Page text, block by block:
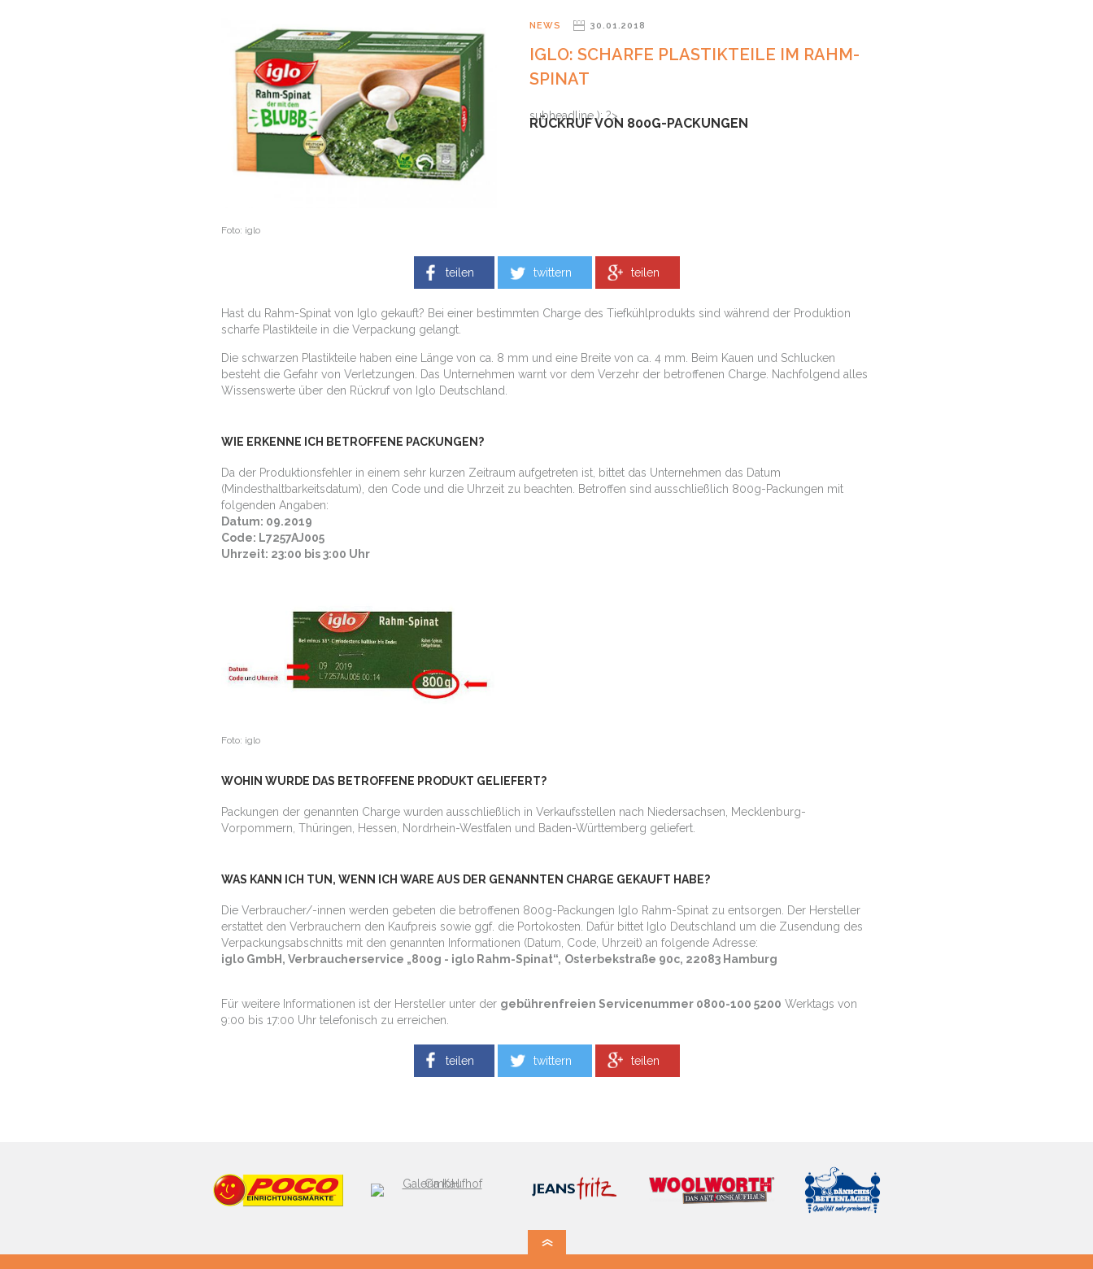
Foto: iglo
NEWS 30.01.2018
IGLO: SCHARFE PLASTIKTEILE IM RAHM-
SPINAT
subheadline ): ?>
RÜCKRUF VON 800G-PACKUNGEN
teilen twittern teilen
Hast du Rahm-Spinat von Iglo gekauft? Bei einer bestimmten Charge des Tiefkühlprodukts sind während der Produktion
scharfe Plastikteile in die Verpackung gelangt.
Die schwarzen Plastikteile haben eine Länge von ca. 8 mm und eine Breite von ca. 4 mm. Beim Kauen und Schlucken
besteht die Gefahr von Verletzungen. Das Unternehmen warnt vor dem Verzehr der betroffenen Charge. Nachfolgend alles
Wissenswerte über den Rückruf von Iglo Deutschland.
WIE ERKENNE ICH BETROFFENE PACKUNGEN?
Da der Produktionsfehler in einem sehr kurzen Zeitraum aufgetreten ist, bittet das Unternehmen das Datum
(Mindesthaltbarkeitsdatum), den Code und die Uhrzeit zu beachten. Betroffen sind ausschließlich 800g-Packungen mit
folgenden Angaben:
Datum: 09.2019
Code: L7257AJ005
Uhrzeit: 23:00 bis 3:00 Uhr
Foto: iglo
WOHIN WURDE DAS BETROFFENE PRODUKT GELIEFERT?
Packungen der genannten Charge wurden ausschließlich in Verkaufsstellen nach Niedersachsen, Mecklenburg-
Vorpommern, Thüringen, Hessen, Nordrhein-Westfalen und Baden-Württemberg geliefert.
WAS KANN ICH TUN, WENN ICH WARE AUS DER GENANNTEN CHARGE GEKAUFT HABE?
Die Verbraucher/-innen werden gebeten die betroffenen 800g-Packungen Iglo Rahm-Spinat zu entsorgen. Der Hersteller
erstattet den Verbrauchern den Kaufpreis sowie ggf. die Portokosten. Dafür bittet Iglo Deutschland um die Zusendung des
Verpackungsabschnitts mit den genannten Informationen (Datum, Code, Uhrzeit) an folgende Adresse:
iglo GmbH, Verbraucherservice „800g - iglo Rahm-Spinat“, Osterbekstraße 90c, 22083 Hamburg
Für weitere Informationen ist der Hersteller unter der gebührenfreien Servicenummer 0800-100 5200 Werktags von
9:00 bis 17:00 Uhr telefonisch zu erreichen.
teilen twittern teilen